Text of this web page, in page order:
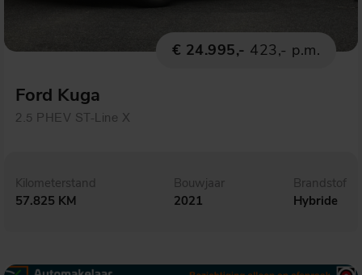
€ 24.995,- 423,- p.m.
Ford Kuga
2.5 PHEV ST-Line X
Kilometerstand
57.825 KM
Bouwjaar
2021
Brandstof
Hybride